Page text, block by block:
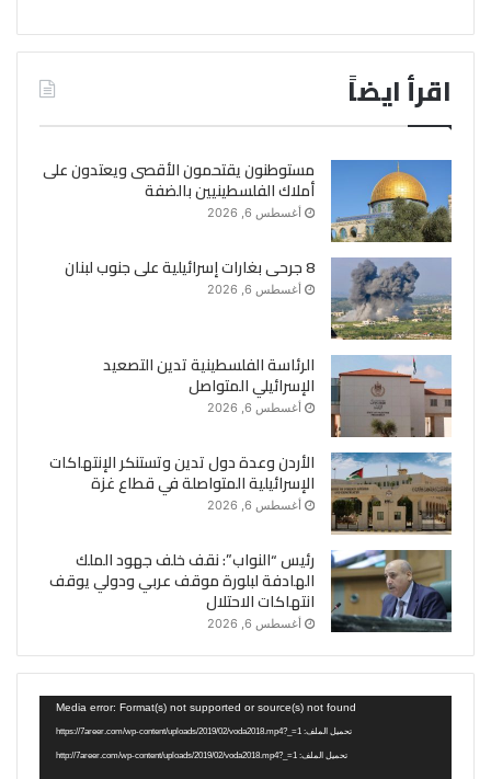
اقرأ ايضاً
مستوطنون يقتحمون الأقصى ويعتدون على
أملاك الفلسطينيين بالضفة
أغسطس 6, 2026
8 جرحى بغارات إسرائيلية على جنوب لبنان
أغسطس 6, 2026
الرئاسة الفلسطينية تدين التصعيد
الإسرائيلي المتواصل
أغسطس 6, 2026
الأردن وعدة دول تدين وتستنكر الإنتهاكات
الإسرائيلية المتواصلة في قطاع غزة
أغسطس 6, 2026
رئيس “النواب”: نقف خلف جهود الملك
الهادفة لبلورة موقف عربي ودولي يوقف
انتهاكات الاحتلال
أغسطس 6, 2026
Media error: Format(s) not supported or source(s) not found
تحميل الملف: https://7areer.com/wp-content/uploads/2019/02/voda2018.mp4?_=1
تحميل الملف: http://7areer.com/wp-content/uploads/2019/02/voda2018.mp4?_=1